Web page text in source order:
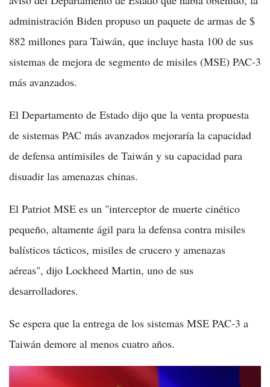
administración Biden propuso un paquete de armas de $
882 millones para Taiwán, que incluye hasta 100 de sus
sistemas de mejora de segmento de misiles (MSE) PAC-3
más avanzados.
El Departamento de Estado dijo que la venta propuesta
de sistemas PAC más avanzados mejoraría la capacidad
de defensa antimisiles de Taiwán y su capacidad para
disuadir las amenazas chinas.
El Patriot MSE es un "interceptor de muerte cinético
pequeño, altamente ágil para la defensa contra misiles
balísticos tácticos, misiles de crucero y amenazas
aéreas", dijo Lockheed Martin, uno de sus
desarrolladores.
Se espera que la entrega de los sistemas MSE PAC-3 a
Taiwán demore al menos cuatro años.